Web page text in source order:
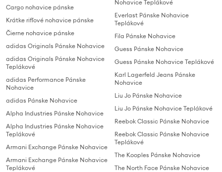
Cargo nohavice pánske
Krátke rifľové nohavice pánske
Čierne nohavice pánske
adidas Originals Pánske Nohavice
adidas Originals Pánske Nohavice
Teplákové
adidas Performance Pánske
Nohavice
adidas Pánske Nohavice
Alpha Industries Pánske Nohavice
Alpha Industries Pánske Nohavice
Teplákové
Armani Exchange Pánske Nohavice
Armani Exchange Pánske Nohavice
Teplákové
Nohavice Teplákové
Everlast Pánske Nohavice
Teplákové
Fila Pánske Nohavice
Guess Pánske Nohavice
Guess Pánske Nohavice Teplákové
Karl Lagerfeld Jeans Pánske
Nohavice
Liu Jo Pánske Nohavice
Liu Jo Pánske Nohavice Teplákové
Reebok Classic Pánske Nohavice
Reebok Classic Pánske Nohavice
Teplákové
The Kooples Pánske Nohavice
The North Face Pánske Nohavice